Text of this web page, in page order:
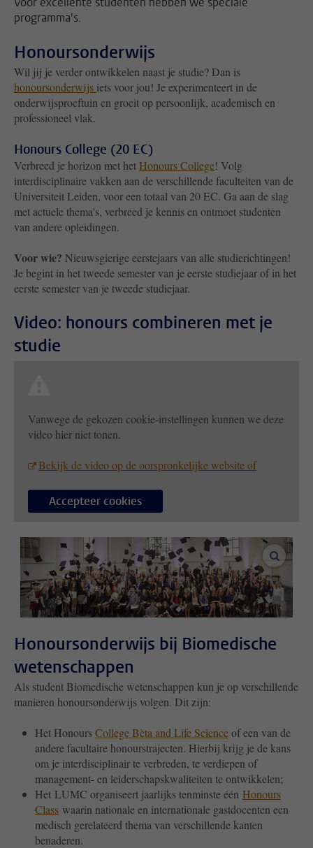
programma's.
Honoursonderwijs
Wil jij je verder ontwikkelen naast je studie? Dan is
honoursonderwijs iets voor jou! Je experimenteert in de
onderwijsproeftuin en groeit op persoonlijk, academisch en
professioneel vlak.
Honours College (20 EC)
Verbreed je horizon met hetHonours College! Volg
interdisciplinaire vakken aan de verschillende faculteiten van de
Universiteit Leiden, voor een totaal van 20 EC. Ga aan de slag
met actuele thema's, verbreed je kennis en ontmoet studenten
van andere opleidingen.
Voor wie? Nieuwsgierige eerstejaars van alle studierichtingen!
Je begint in het tweede semester van je eerste studiejaar of in het
eerste semester van je tweede studiejaar.
Video: honours combineren met je
studie
Vanwege de gekozen cookie-instellingen kunnen we deze
video hier niet tonen.
Bekijk de video op de oorspronkelijke website of
Accepteer cookies
Honoursonderwijs bij Biomedische
wetenschappen
Als student Biomedische wetenschappen kun je op verschillende
manieren honoursonderwijs volgen. Dit zijn:
Het HonoursCollege Bèta and Life Scienceof een van de
andere facultaire honourstrajecten. Hierbij krijg je de kans
om je interdisciplinair te verbreden, te verdiepen of
management- en leiderschapskwaliteiten te ontwikkelen;
Het LUMC organiseert jaarlijks tenminste één Honours
Class waarin nationale en internationale gastdocenten een
medisch gerelateerd thema van verschillende kanten
benaderen.